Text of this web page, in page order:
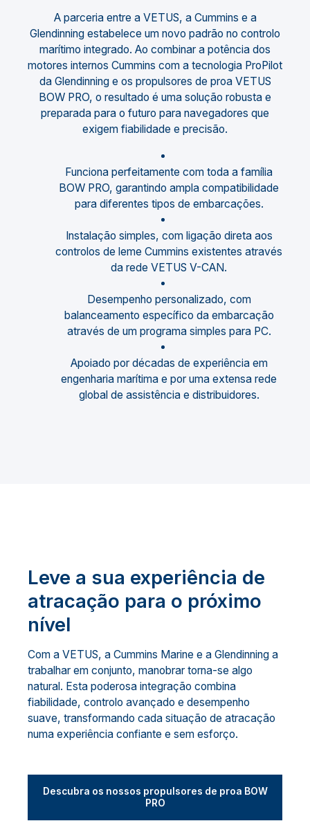
A parceria entre a VETUS, a Cummins e a
Glendinning estabelece um novo padrão no controlo
marítimo integrado. Ao combinar a potência dos
motores internos Cummins com a tecnologia ProPilot
da Glendinning e os propulsores de proa VETUS
BOW PRO, o resultado é uma solução robusta e
preparada para o futuro para navegadores que
exigem fiabilidade e precisão.
Funciona perfeitamente com toda a família
BOW PRO, garantindo ampla compatibilidade
para diferentes tipos de embarcações.
Instalação simples, com ligação direta aos
controlos de leme Cummins existentes através
da rede VETUS V-CAN.
Desempenho personalizado, com
balanceamento específico da embarcação
através de um programa simples para PC.
Apoiado por décadas de experiência em
engenharia marítima e por uma extensa rede
global de assistência e distribuidores.
Leve a sua experiência de
atracação para o próximo
nível
Com a VETUS, a Cummins Marine e a Glendinning a
trabalhar em conjunto, manobrar torna-se algo
natural. Esta poderosa integração combina
fiabilidade, controlo avançado e desempenho
suave, transformando cada situação de atracação
numa experiência confiante e sem esforço.
Descubra os nossos propulsores de proa BOW
PRO